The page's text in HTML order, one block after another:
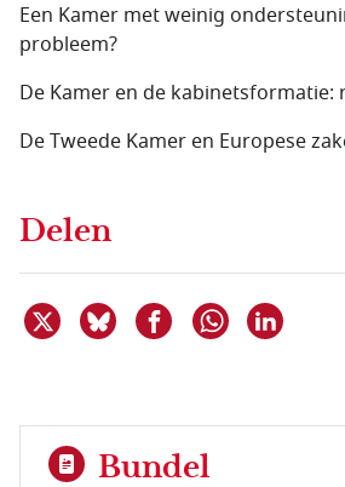
Een Kamer met weinig
probleem?
De Kamer en de kabinetsformatie:
De Tweede Kamer en Europese
Delen
Deel dit item op X
Deel dit item op Bluesky
Deel dit item op
Delen via
Bundel